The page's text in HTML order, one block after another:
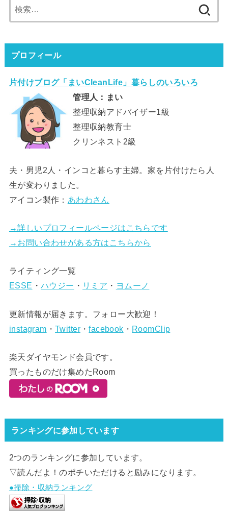
索:
プロフィール
片付けブログ「まいCleanLife」暮らしのいろいろ
管理人：まい
整理収納アドバイザー1級
整理収納教育士
クリンネスト2級
夫・男児2人・インコと暮らす主婦。家を片付けたら人
生が変わりました。
アイコン製作： あわわさん
→詳しいプロフィールページはこちらです
→お問い合わせがある方はこちらから
ライティング一覧
ESSE ・ ハウジー ・ リミア ・ ヨムーノ
更新情報が届きます。フォロー大歓迎！
instagram ・Twitter・facebook ・ RoomClip
楽天ダイヤモンド会員です。
買ったものだけ集めたRoom
ランキングに参加しています
2つのランキングに参加しています。
▽読んだよ！のポチいただけると励みになります。
●掃除・収納ランキング